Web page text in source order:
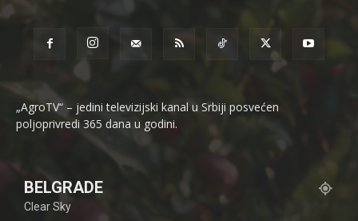
„AgroTV“ – jedini televizijski kanal u Srbiji posvećen
poljoprivredi 365 dana u godini.
BELGRADE
Clear Sky